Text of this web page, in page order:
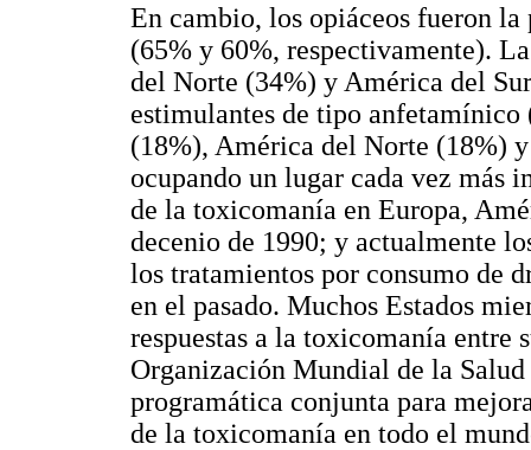
En cambio, los opiáceos fueron
(65% y 60%, respectivamente).
del Norte (34%) y América del
estimulantes de tipo anfetamínico
(18%), América del Norte (18%)
ocupando un lugar cada vez más
de la toxicomanía en Europa,
decenio de 1990; y actualmente
los tratamientos por consumo de
en el pasado. Muchos Estados
respuestas a la toxicomanía entre
Organización Mundial de la
programática conjunta para
de la toxicomanía en todo el